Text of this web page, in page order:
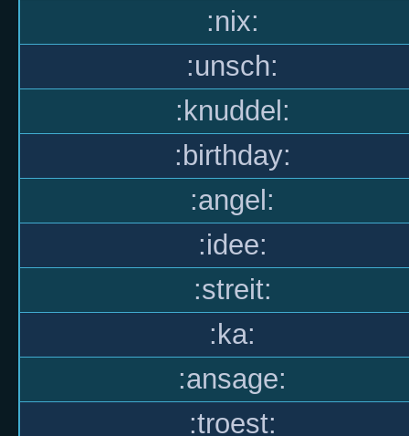
:nix:
:unsch:
:knuddel:
:birthday:
:angel:
:idee:
:streit:
:ka:
:ansage:
:troest: